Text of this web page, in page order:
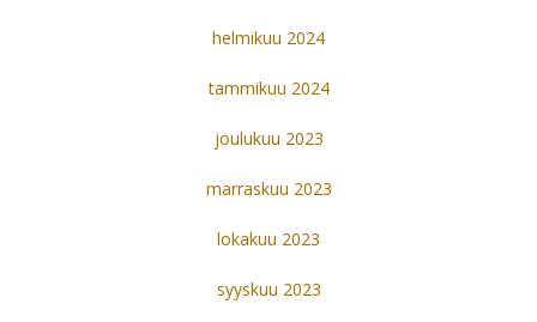
helmikuu 2024
tammikuu 2024
joulukuu 2023
marraskuu 2023
lokakuu 2023
syyskuu 2023